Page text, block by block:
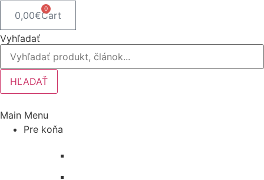
0,00€
0
Cart
Vyhľadať
HĽADAŤ
Main Menu
Pre koňa